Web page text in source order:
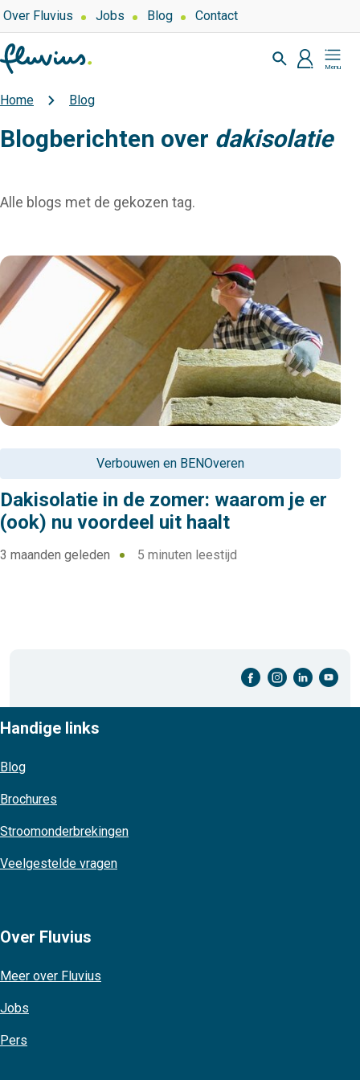
Overslaan
en
naar
de
inhoud
Top
navigation
Over Fluvius Jobs Blog Contact
Zoeken
profiel
Mijn
Kruimelpad
Home Blog
Blogberichten over dakisolatie
Alle blogs met de gekozen tag.
Verbouwen en BENOveren
Dakisolatie in de zomer: waarom je er
(ook) nu voordeel uit haalt
3 maanden geleden 5 minuten leestijd
facebook-cirkel instagram-cirkel linkedin-cirkel youtube-cirkel
Handige links
Blog
Brochures
Stroomonderbrekingen
Veelgestelde vragen
Over Fluvius
Meer over Fluvius
Jobs
Pers